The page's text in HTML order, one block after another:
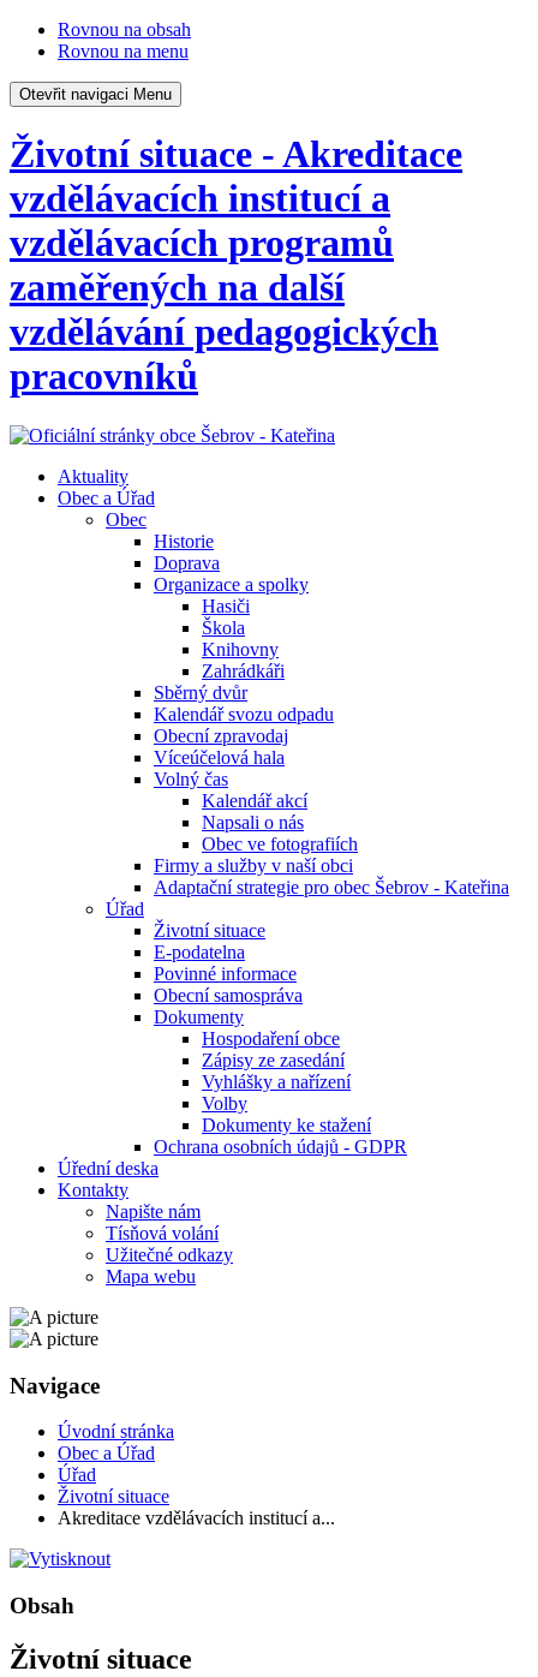
Rovnou na obsah
Rovnou na menu
Otevřit navigaci Menu
Životní situace - Akreditace
vzdělávacích institucí a
vzdělávacích programů
zaměřených na další
vzdělávání pedagogických
pracovníků
Aktuality
Obec a Úřad
Obec
Historie
Doprava
Organizace a spolky
Hasiči
Škola
Knihovny
Zahrádkáři
Sběrný dvůr
Kalendář svozu odpadu
Obecní zpravodaj
Víceúčelová hala
Volný čas
Kalendář akcí
Napsali o nás
Obec ve fotografiích
Firmy a služby v naší obci
Adaptační strategie pro obec Šebrov - Kateřina
Úřad
Životní situace
E-podatelna
Povinné informace
Obecní samospráva
Dokumenty
Hospodaření obce
Zápisy ze zasedání
Vyhlášky a nařízení
Volby
Dokumenty ke stažení
Ochrana osobních údajů - GDPR
Úřední deska
Kontakty
Napište nám
Tísňová volání
Užitečné odkazy
Mapa webu
Navigace
Úvodní stránka
Obec a Úřad
Úřad
Životní situace
Akreditace vzdělávacích institucí a...
Obsah
Životní situace